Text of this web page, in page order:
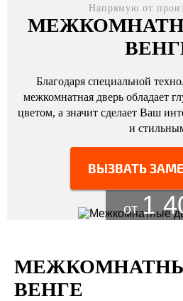
Напрямую от
Благодаря специальной
межкомнатная дверь обладает
цветом, а значит сделает Ваш
и
ВЫЗВАТЬ
от1
ВЕНГЕ